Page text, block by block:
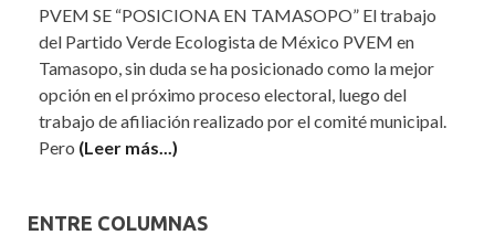
PVEM SE “POSICIONA EN TAMASOPO” El trabajo
del Partido Verde Ecologista de México PVEM en
Tamasopo, sin duda se ha posicionado como la mejor
opción en el próximo proceso electoral, luego del
trabajo de afiliación realizado por el comité municipal.
Pero (Leer más...)
ENTRE COLUMNAS